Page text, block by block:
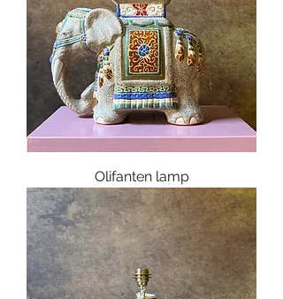
Olifanten lamp